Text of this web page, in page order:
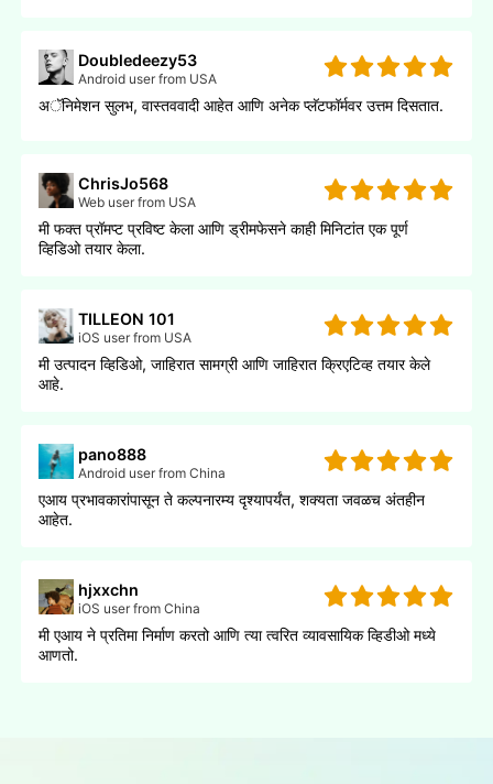
Doubledeezy53
Android user from USA
अॅनिमेशन सुलभ, वास्तववादी आहेत आणि अनेक प्लॅटफॉर्मवर उत्तम दिसतात.
ChrisJo568
Web user from USA
मी फक्त प्रॉमप्ट प्रविष्ट केला आणि ड्रीमफेसने काही मिनिटांत एक पूर्ण
व्हिडिओ तयार केला.
TILLEON 101
iOS user from USA
मी उत्पादन व्हिडिओ, जाहिरात सामग्री आणि जाहिरात क्रिएटिव्ह तयार केले
आहे.
pano888
Android user from China
एआय प्रभावकारांपासून ते कल्पनारम्य दृश्यापर्यंत, शक्यता जवळच अंतहीन
आहेत.
hjxxchn
iOS user from China
मी एआय ने प्रतिमा निर्माण करतो आणि त्या त्वरित व्यावसायिक व्हिडीओ मध्ये
आणतो.